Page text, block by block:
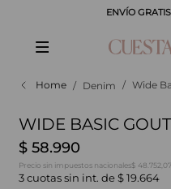
ENVÍO
Denim Wide
WIDE BASIC
$ 58.990
Precio sin impuestos nacionales$ 48.752,07
3 cuotas sin int. de $ 19.664